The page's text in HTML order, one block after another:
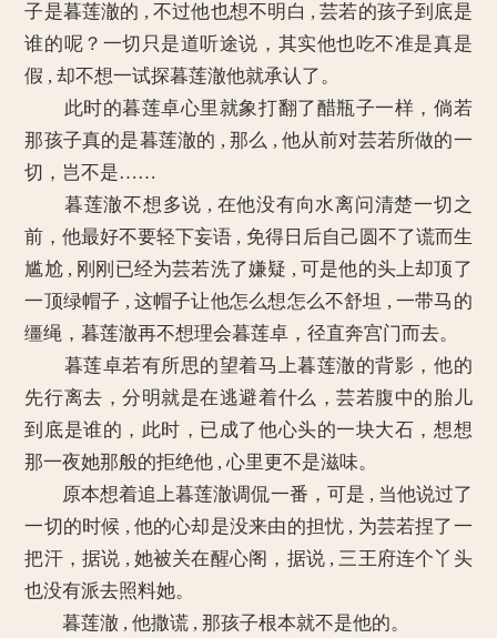
子是暮莲澈的 , 不过他也想不明白 , 芸若的孩子到底是
谁的呢？一切只是道听途说，其实他也吃不准是真是
假 , 却不想一试探暮莲澈他就承认了。
此时的暮莲卓心里就象打翻了醋瓶子一样，倘若
那孩子真的是暮莲澈的 , 那么 , 他从前对芸若所做的一
切，岂不是……
暮莲澈不想多说 , 在他没有向水离问清楚一切之
前，他最好不要轻下妄语 , 免得日后自己圆不了谎而生
尴尬 , 刚刚已经为芸若洗了嫌疑 , 可是他的头上却顶了
一顶绿帽子 , 这帽子让他怎么想怎么不舒坦 , 一带马的
缰绳，暮莲澈再不想理会暮莲卓，径直奔宫门而去。
暮莲卓若有所思的望着马上暮莲澈的背影，他的
先行离去，分明就是在逃避着什么，芸若腹中的胎儿
到底是谁的，此时，已成了他心头的一块大石，想想
那一夜她那般的拒绝他 , 心里更不是滋味。
原本想着追上暮莲澈调侃一番，可是 , 当他说过了
一切的时候 , 他的心却是没来由的担忧 , 为芸若捏了一
把汗，据说 , 她被关在醒心阁，据说 , 三王府连个丫头
也没有派去照料她。
暮莲澈 , 他撒谎 , 那孩子根本就不是他的。